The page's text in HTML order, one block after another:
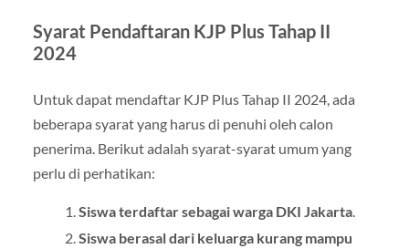
Syarat Pendaftaran KJP Plus Tahap II
2024
Untuk dapat mendaftar KJP Plus Tahap II 2024, ada
beberapa syarat yang harus di penuhi oleh calon
penerima. Berikut adalah syarat-syarat umum yang
perlu di perhatikan:
Siswa terdaftar sebagai warga DKI Jakarta.
Siswa berasal dari keluarga kurang mampu